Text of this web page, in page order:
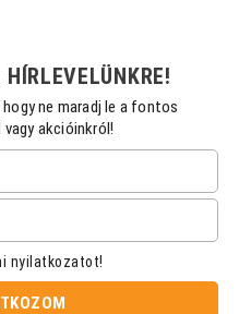
ne maradj le a fontos
akcióinkról!
nyilatkozatot!